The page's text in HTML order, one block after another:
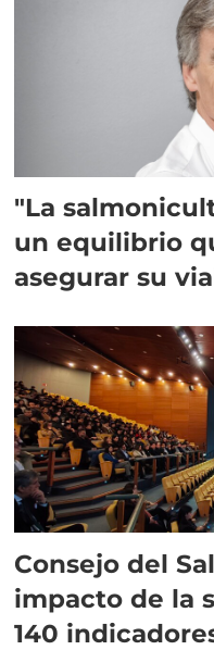
"La
un equilibrio
asegurar su
Consejo del
impacto de la
140